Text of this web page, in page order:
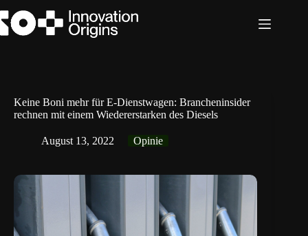
Inhalt
springen
Keine Boni mehr für E-Dienstwagen: Brancheninsider
rechnen mit einem Wiedererstarken des Diesels
August 13, 2022 Opinie